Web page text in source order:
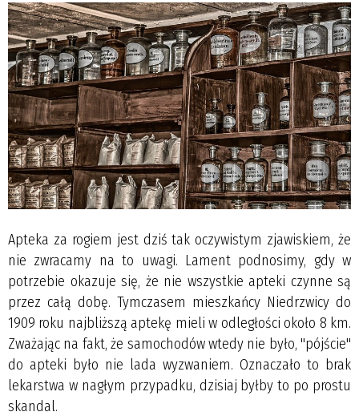
Apteka za rogiem jest dziś tak oczywistym zjawiskiem, że
nie zwracamy na to uwagi. Lament podnosimy, gdy w
potrzebie okazuje się, że nie wszystkie apteki czynne są
przez całą dobę. Tymczasem mieszkańcy Niedrzwicy do
1909 roku najbliższą aptekę mieli w odległości około 8 km.
Zważając na fakt, że samochodów wtedy nie było, "pójście"
do apteki było nie lada wyzwaniem. Oznaczało to brak
lekarstwa w nagłym przypadku, dzisiaj byłby to po prostu
skandal.